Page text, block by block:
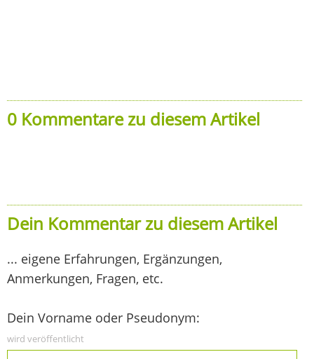
0 Kommentare zu diesem Artikel
Dein Kommentar zu diesem Artikel
... eigene Erfahrungen, Ergänzungen,
Anmerkungen, Fragen, etc.
Dein Vorname oder Pseudonym:
wird veröffentlicht